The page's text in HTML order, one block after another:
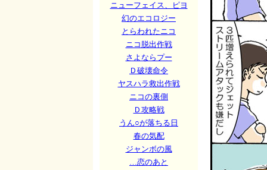
ニューフェイス、ピヨ
幻のエコロジー
とらわれたニコ
ニコ脱出作戦
さよならプー
Ｄ破壊命令
ヤスハラ救出作戦
ニコの裏側
Ｄ攻略戦
うん○が落ちる日
春の気配
ジャンボの風
…恋のあと